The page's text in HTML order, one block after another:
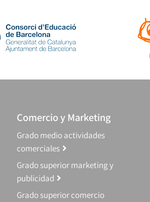
Comercio y Marketing
Grado medio actividades
comerciales
Grado superior marketing y
publicidad
Grado superior comercio